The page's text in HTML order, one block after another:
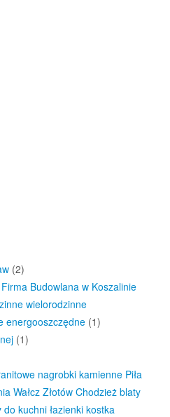
(2)
Budowlana w Koszalinie
wielorodzinne
energooszczędne (1)
(1)
nagrobki kamienne Piła
Wałcz Złotów Chodzież blaty
kuchni łazienki kostka